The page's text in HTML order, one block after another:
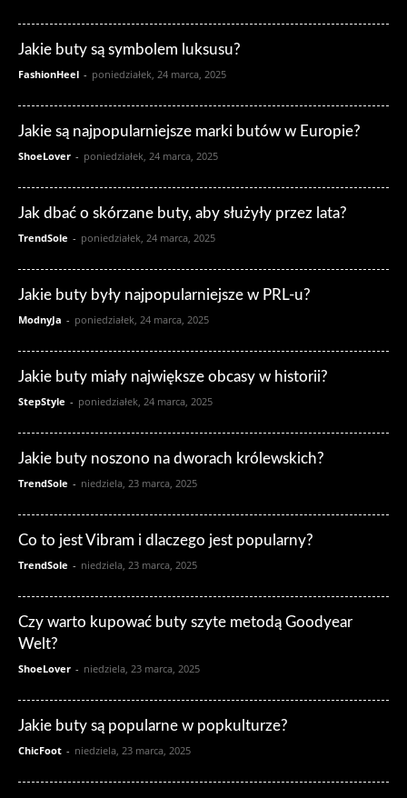
Jakie buty są symbolem luksusu?
FashionHeel - poniedziałek, 24 marca, 2025
Jakie są najpopularniejsze marki butów w Europie?
ShoeLover - poniedziałek, 24 marca, 2025
Jak dbać o skórzane buty, aby służyły przez lata?
TrendSole - poniedziałek, 24 marca, 2025
Jakie buty były najpopularniejsze w PRL-u?
ModnyJa - poniedziałek, 24 marca, 2025
Jakie buty miały największe obcasy w historii?
StepStyle - poniedziałek, 24 marca, 2025
Jakie buty noszono na dworach królewskich?
TrendSole - niedziela, 23 marca, 2025
Co to jest Vibram i dlaczego jest popularny?
TrendSole - niedziela, 23 marca, 2025
Czy warto kupować buty szyte metodą Goodyear
Welt?
ShoeLover - niedziela, 23 marca, 2025
Jakie buty są popularne w popkulturze?
ChicFoot - niedziela, 23 marca, 2025